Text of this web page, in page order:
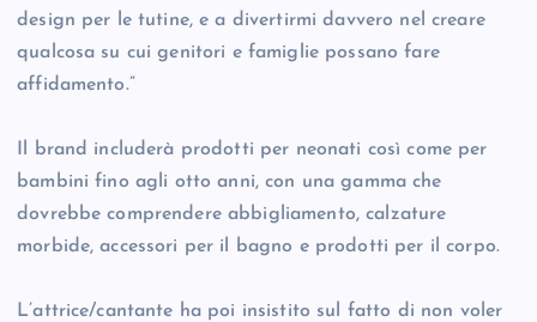
design per le tutine, e a divertirmi davvero nel creare
qualcosa su cui genitori e famiglie possano fare
affidamento.”
Il brand includerà prodotti per neonati così come per
bambini fino agli otto anni, con una gamma che
dovrebbe comprendere abbigliamento, calzature
morbide, accessori per il bagno e prodotti per il corpo.
L’attrice/cantante ha poi insistito sul fatto di non voler